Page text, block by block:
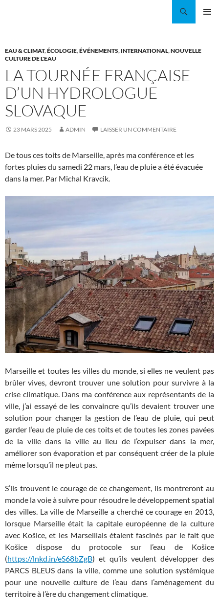
EAU & CLIMAT,ÉCOLOGIE,ÉVÉNEMENTS, INTERNATIONAL,NOUVELLE
CULTURE DE L'EAU
LA TOURNÉE FRANÇAISE
D’UN HYDROLOGUE
SLOVAQUE
23 MARS 2025 ADMIN LAISSER UN COMMENTAIRE
De tous ces toits de Marseille, après ma conférence et les
fortes pluies du samedi 22 mars, l’eau de pluie a été évacuée
dans la mer. Par Michal Kravcik.
Marseille et toutes les villes du monde, si elles ne veulent pas
brûler vives, devront trouver une solution pour survivre à la
crise climatique. Dans ma conférence aux représentants de la
ville, j’ai essayé de les convaincre qu’ils devaient trouver une
solution pour changer la gestion de l’eau de pluie, qui peut
garder l’eau de pluie de ces toits et de toutes les zones pavées
de la ville dans la ville au lieu de l’expulser dans la mer,
améliorer son évaporation et par conséquent créer de la pluie
même lorsqu’il ne pleut pas.
S’ils trouvent le courage de ce changement, ils montreront au
monde la voie à suivre pour résoudre le développement spatial
des villes. La ville de Marseille a cherché ce courage en 2013,
lorsque Marseille était la capitale européenne de la culture
avec Košice, et les Marseillais étaient fascinés par le fait que
Košice dispose du protocole sur l’eau de Košice
(https://lnkd.in/eS68bZgB) et qu’ils veulent développer des
PARCS BLEUS dans la ville, comme une solution systémique
pour une nouvelle culture de l’eau dans l’aménagement du
territoire à l’ère du changement climatique.